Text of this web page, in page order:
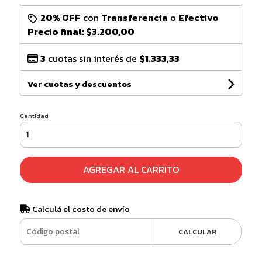
20% OFF con Transferencia o Efectivo
Precio final:$3.200,00
3 cuotas sin interés de $1.333,33
Ver cuotas y descuentos
Cantidad
AGREGAR AL CARRITO
Calculá el costo de envío
CALCULAR